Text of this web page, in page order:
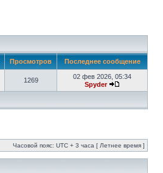
Просмотров Последнее сообщение
1269
02 фев 2026, 05:34
Spyder
Часовой пояс: UTC + 3 часа [ Летнее время ]